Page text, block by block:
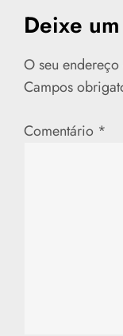
o
s
Deixe
O seu
Campos
Comentário *